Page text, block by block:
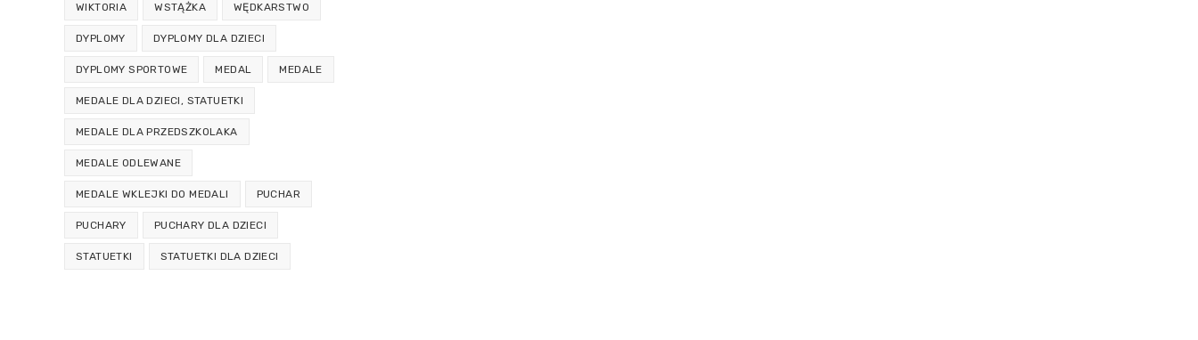
WIKTORIA WSTĄŻKA WĘDKARSTWO
DYPLOMY DYPLOMY DLA DZIECI
DYPLOMY SPORTOWE MEDAL MEDALE
MEDALE DLA DZIECI, STATUETKI
MEDALE DLA PRZEDSZKOLAKA
MEDALE ODLEWANE
MEDALE WKLEJKI DO MEDALI PUCHAR
PUCHARY PUCHARY DLA DZIECI
STATUETKI STATUETKI DLA DZIECI